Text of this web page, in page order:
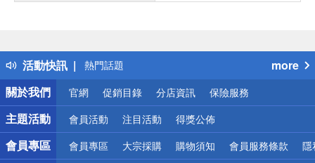
活動快訊
得獎公告
熱門話題
銀行優惠
偏遠地區配送
詐騙網頁！請小心！
more
關於我們
官網 促銷目錄 分店資訊 保險服務
主題活動 會員活動 注目活動 得獎公佈
會員專區 會員專區 大宗採購 購物須知 會員服務條款 隱